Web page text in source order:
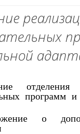
отделения
программ
о